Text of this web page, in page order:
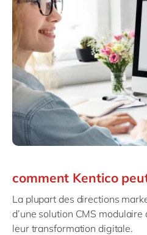
comment Kentico
La plupart des directions
d’une solution CMS
leur transformation digitale.